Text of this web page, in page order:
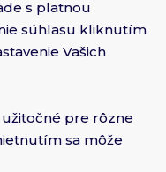
s platnou
súhlasu kliknutím
Vašich
pre rôzne
sa môže